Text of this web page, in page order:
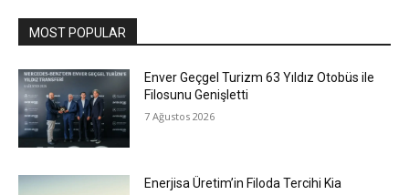
MOST POPULAR
Enver Geçgel Turizm 63 Yıldız Otobüs ile
Filosunu Genişletti
7 Ağustos 2026
Enerjisa Üretim’in Filoda Tercihi Kia